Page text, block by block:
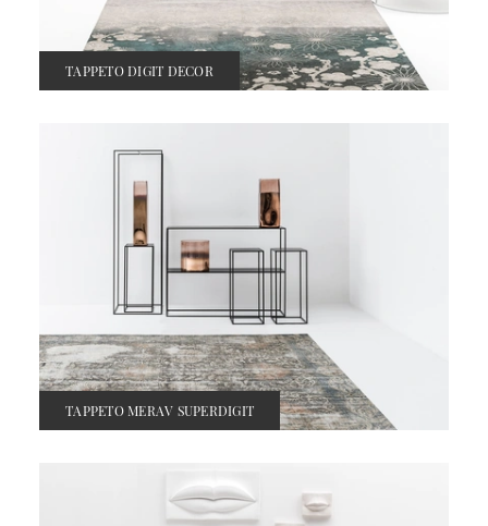
TAPPETO DIGIT DECOR
TAPPETO MERAV SUPERDIGIT